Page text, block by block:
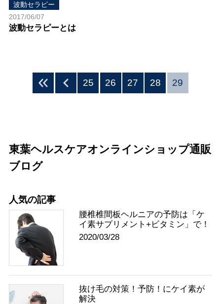
波動セラピー
2017/06/07
波動セラピーとは
25 26 27 28 29
東葉ヘルスケアオンラインショップ通販
ブログ
人気の記事
腰椎椎間板ヘルニアの予防は「ケ
イ素サプリメント+ビタミン」で！
2020/03/28
抜け毛の対策！予防！にケイ素が
解決